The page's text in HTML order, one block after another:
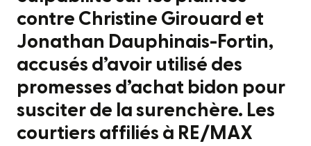
contre Christine Girouard et
Jonathan Dauphinais-Fortin,
accusés d’avoir utilisé des
promesses d’achat bidon pour
susciter de la surenchère. Les
courtiers affiliés à RE/MAX